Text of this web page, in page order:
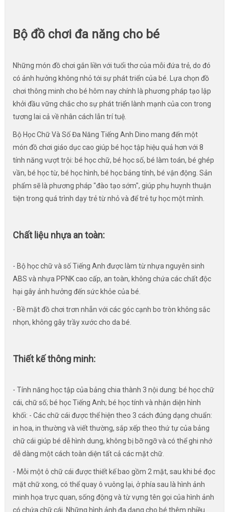
Bộ đồ chơi đa năng cho bé
Những món đồ chơi gắn liền với tuổi thơ của mỗi đứa trẻ, do đó
có ảnh hưởng không nhỏ tới sự phát triển của bé. Lựa chọn đồ
chơi thông minh cho bé hôm nay chính là phương pháp tạo lập
khởi đầu vững chắc cho sự phát triển lành mạnh của con trong
tương lai cả về nhân cách lẫn trí tuệ.
Bộ Học Chữ Và Số Đa Năng Tiếng Anh Dino mang đến một
món đồ chơi giáo dục cao giúp bé học tập hiệu quả hơn với 8
tính năng vượt trội: bé học chữ, bé học số, bé làm toán, bé ghép
vần, bé học từ, bé học hình, bé học bảng tính, bé vận động. Sản
phẩm sẽ là phương pháp "đào tạo sớm", giúp phụ huynh thuận
tiện trong quá trình dạy trẻ từ nhỏ và để trẻ tự học một mình.
Chất liệu nhựa an toàn:
- Bộ học chữ và số Tiếng Anh được làm từ nhựa nguyên sinh
ABS và nhựa PPNK cao cấp, an toàn, không chứa các chất độc
hại gây ảnh hưởng đến sức khỏe của bé.
- Bề mặt đồ chơi trơn nhẵn với các góc cạnh bo tròn không sắc
nhọn, không gây trầy xước cho da bé.
Thiết kế thông minh:
- Tính năng học tập của bảng chia thành 3 nội dung: bé học chữ
cái, chữ số; bé học Tiếng Anh; bé học tính và nhận diện hình
khối: - Các chữ cái được thể hiện theo 3 cách đúng dạng chuẩn:
in hoa, in thường và viết thường, sắp xếp theo thứ tự của bảng
chữ cái giúp bé dễ hình dung, không bị bỡ ngỡ và có thể ghi nhớ
dễ dàng một cách toàn diện tất cả các mặt chữ.
- Mỗi một ô chữ cái được thiết kế bao gồm 2 mặt, sau khi bé đọc
mặt chữ xong, có thể quay ô vuông lại, ở phía sau là hình ảnh
minh họa trực quan, sống động và từ vựng tên gọi của hình ảnh
có chứa chữ cái. Những hình ảnh đa dạng cho bé thêm nhiều